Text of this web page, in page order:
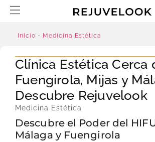
Inicio - Medicina Estética
Clínica Estética Cerca
Fuengirola, Mijas y
Descubre Rejuvelook
Medicina Estética
Descubre el Poder del
Málaga y Fuengirola